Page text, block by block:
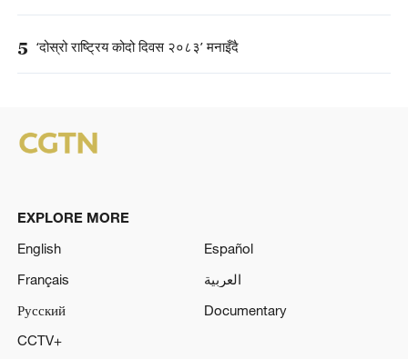
5 ‘दोस्रो राष्ट्रिय कोदो दिवस २०८३’ मनाइँदै
EXPLORE MORE
English
Español
Français
العربية
Русский
Documentary
CCTV+